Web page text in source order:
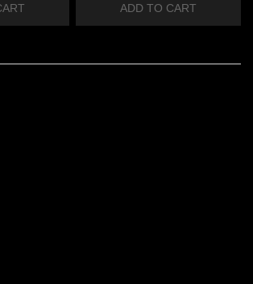
ADD TO CART